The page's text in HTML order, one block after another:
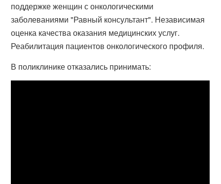
поддержке женщин с онкологическими
заболеваниями "Равный консультант". Независимая
оценка качества оказания медицинских услуг.
Реабилитация пациентов онкологического профиля.
В поликлинике отказались принимать: